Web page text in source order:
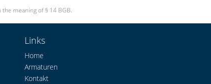
meaning of § 14 BGB.
Links
Home
Armaturen
Kontakt